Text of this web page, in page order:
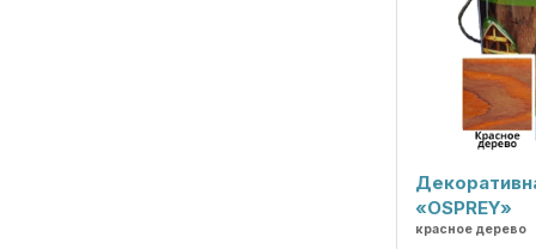
«OSPREY»
красное дерево